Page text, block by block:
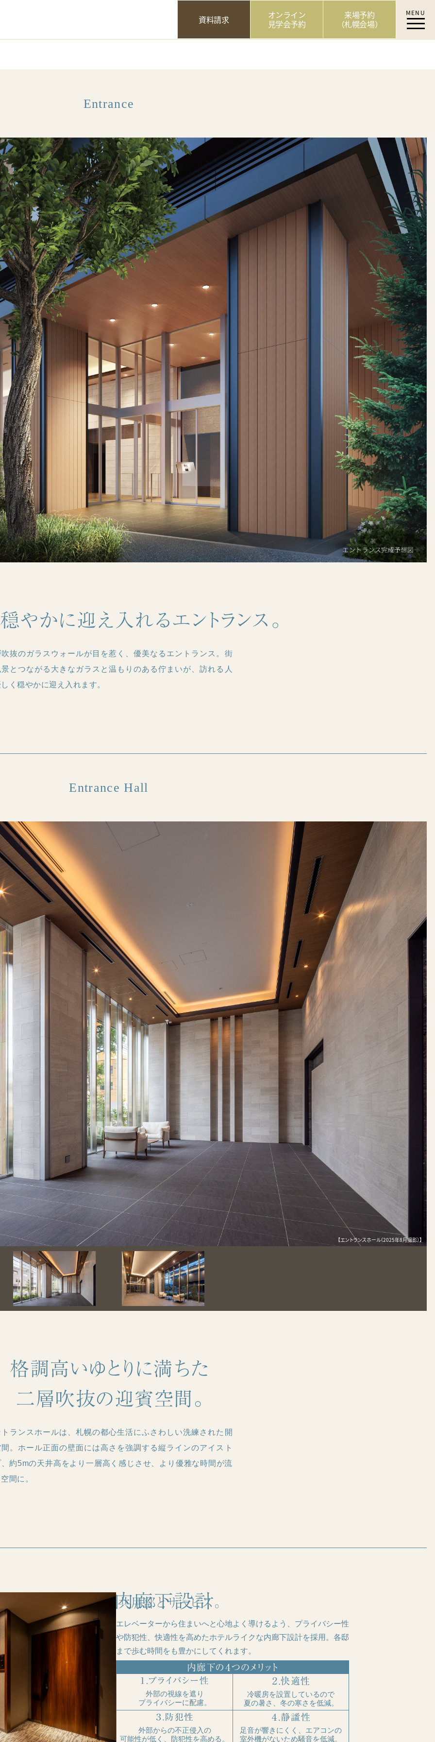
マンション｜すみふ札幌｜住友不動産
資料請求 オンライン
見学会予約
来場予約
（札幌会場）
MENU
Entrance
抜のガラスウォールが目を惹く、優美なるエントランス。街
とつながる大きなガラスと温もりのある佇まいが、訪れる人
く穏やかに迎え入れます。
Entrance Hall
【エントランスホール（2025年8月撮影）】
ランスホールは、札幌の都心生活にふさわしい洗練された開
。ホール正面の壁面には高さを強調する縦ラインのアイスト
約5mの天井高をより一層高く感じさせ、より優雅な時間が流
間に。
エレベーターから住まいへと心地よく導けるよう、プライバシー性
や防犯性、快適性を高めたホテルライクな内廊下設計を採用。各邸
まで歩む時間をも豊かにしてくれます。
外部の視線を遮り
プライバシーに配慮。
冷暖房を設置しているので
夏の暑さ、冬の寒さを低減。
外部からの不正侵入の
可能性が低く、防犯性を高める。
足音が響きにくく、エアコンの
室外機がないため騒音を低減。